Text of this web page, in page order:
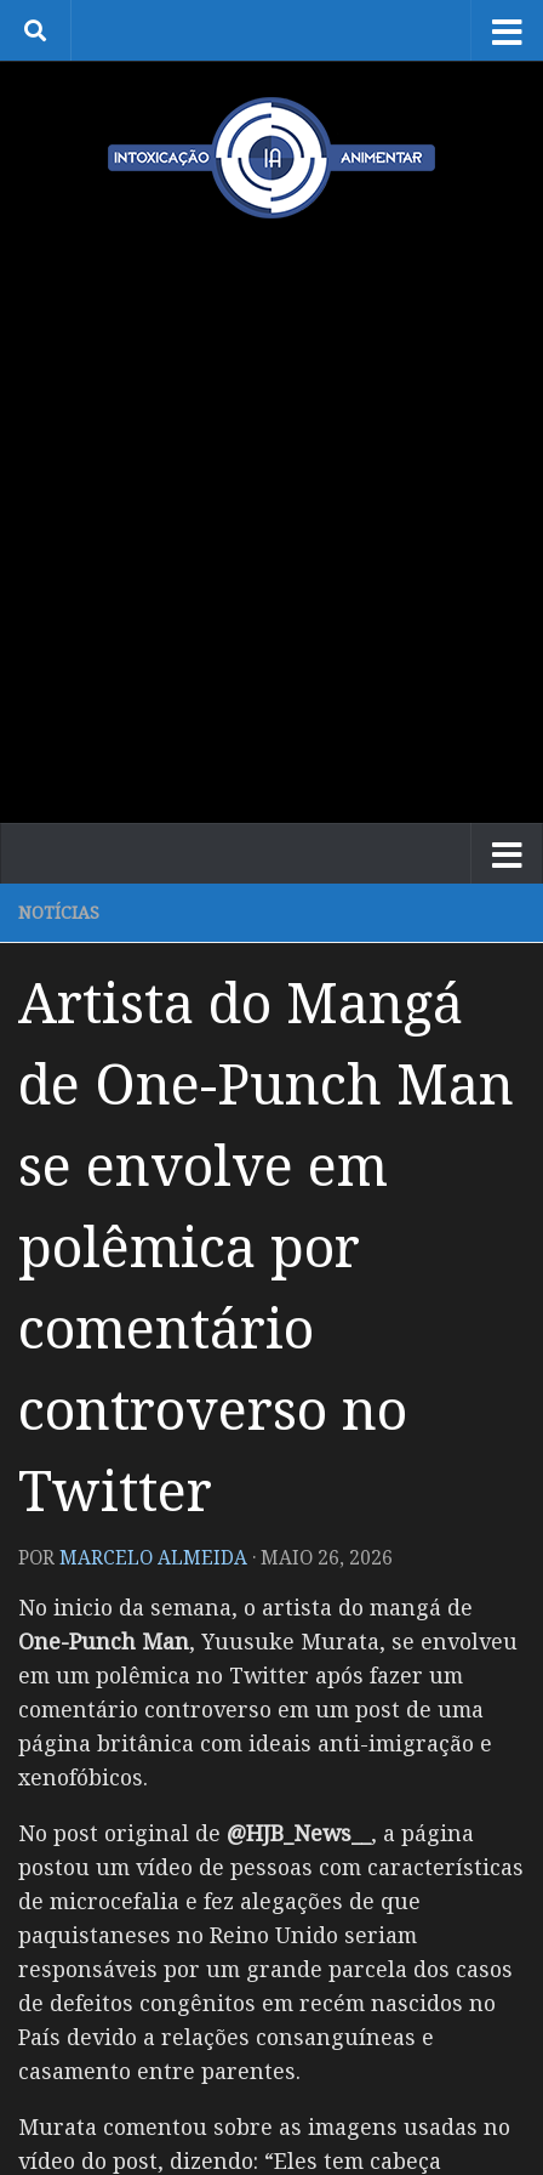
Skip to content
NOTÍCIAS
Artista do Mangá
de One-Punch Man
se envolve em
polêmica por
comentário
controverso no
Twitter
PORMARCELO ALMEIDA ·MAIO 26, 2026
No inicio da semana, o artista do mangá de
One-Punch Man, Yuusuke Murata, se envolveu
em um polêmica no Twitter após fazer um
comentário controverso em um post de uma
página britânica com ideais anti-imigração e
xenofóbicos.
No post original de @HJB_News__ , a página
postou um vídeo de pessoas com características
de microcefalia e fez alegações de que
paquistaneses no Reino Unido seriam
responsáveis por um grande parcela dos casos
de defeitos congênitos em recém nascidos no
País devido a relações consanguíneas e
casamento entre parentes.
Murata comentou sobre as imagens usadas no
vídeo do post, dizendo: “Eles tem cabeça